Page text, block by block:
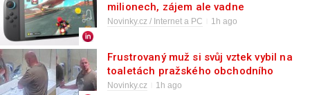
milionech, zájem ale vadne
Novinky.cz / Internet a PC 1h ago
Frustrovaný muž si svůj vztek vybil na
toaletách pražského obchodního
centra
Novinky.cz 1h ago